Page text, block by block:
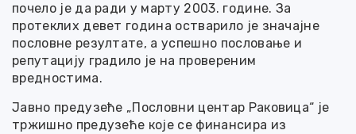
почело је да ради у марту 2003. године. За
протеклих девет година остварило је значајне
пословне резултате, а успешно пословање и
репутацију градило је на провереним
вредностима.
Јавно предузеће „Пословни центар Раковица“ је
тржишно предузеће које се финансира из